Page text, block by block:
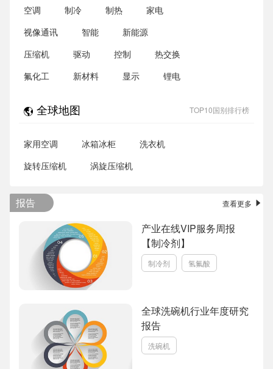
空调 制冷 制热
家电
视像通讯
智能
新能源
压缩机
驱动 控制
热交换
氟化工
新材料 显示 锂电
全球地图 TOP10国别排行榜
家用空调 冰箱冰柜
洗衣机
旋转压缩机
涡旋压缩机
报告 查看更多
产业在线VIP服务周报
【制冷剂】
制冷剂 氢氟酸
全球洗碗机行业年度研究
报告
洗碗机